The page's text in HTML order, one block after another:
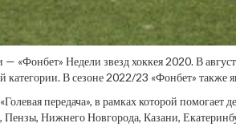
Недели звезд хоккея 2020. В
В сезоне 2022/23 «Фонбет» также
передача», в рамках которой
Нижнего Новгорода, Казани,